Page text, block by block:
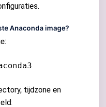
Anaconda image?
tijdzone en